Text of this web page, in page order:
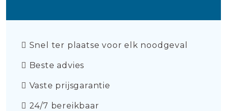
Snel ter plaatse voor elk noodgeval
Beste advies
Vaste prijsgarantie
24/7 bereikbaar